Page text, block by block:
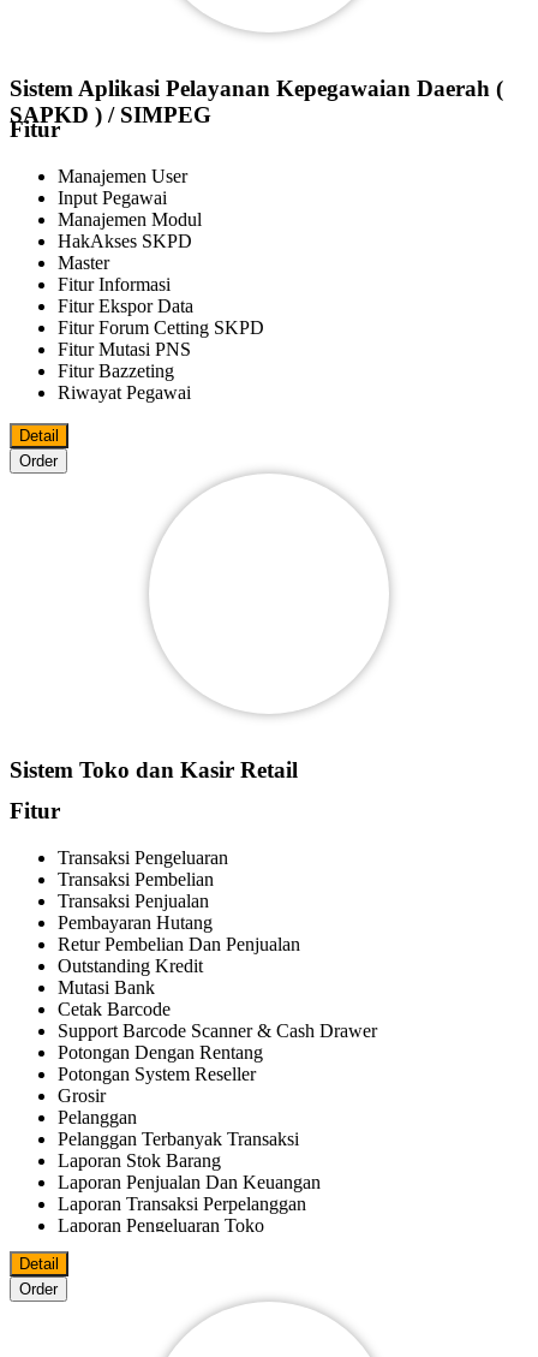
Sistem Aplikasi Pelayanan Kepegawaian Daerah (
SAPKD ) / SIMPEG
Fitur
Manajemen User
Input Pegawai
Manajemen Modul
HakAkses SKPD
Master
Fitur Informasi
Fitur Ekspor Data
Fitur Forum Cetting SKPD
Fitur Mutasi PNS
Fitur Bazzeting
Riwayat Pegawai
Detail
Order
Sistem Toko dan Kasir Retail
Fitur
Transaksi Pengeluaran
Transaksi Pembelian
Transaksi Penjualan
Pembayaran Hutang
Retur Pembelian Dan Penjualan
Outstanding Kredit
Mutasi Bank
Cetak Barcode
Support Barcode Scanner & Cash Drawer
Potongan Dengan Rentang
Potongan System Reseller
Grosir
Pelanggan
Pelanggan Terbanyak Transaksi
Laporan Stok Barang
Laporan Penjualan Dan Keuangan
Laporan Transaksi Perpelanggan
Laporan Pengeluaran Toko
Laporan Fee Marketer
Bisa Import/Export Data Master Ke MS.Excel
Bisa Export Data File Ke PDF
Detail
Order